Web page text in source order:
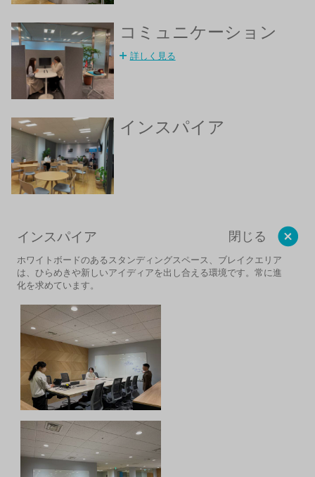
コミュニケーション
詳しく見る
インスパイア
閉じる
インスパイア
ホワイトボードのあるスタンディングスペース、ブレイクエリア
は、ひらめきや新しいアイディアを出し合える環境です。常に進
化を求めています。